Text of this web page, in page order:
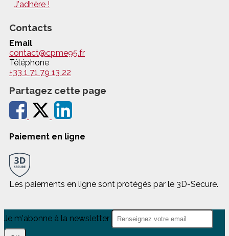
J'adhère !
Contacts
Email
contact@cpme95.fr
Téléphone
+33 1 71 79 13 22
Partagez cette page
Paiement en ligne
Les paiements en ligne sont protégés par le 3D-Secure.
Je m'abonne à la newsletter